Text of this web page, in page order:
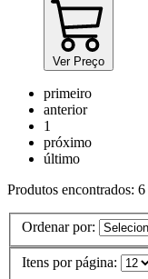
Ver Preço
primeiro
anterior
1
próximo
último
Produtos encontrados: 6
Ordenar por:
Itens por página: